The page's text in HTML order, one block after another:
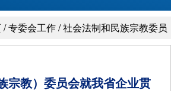
专委会工作 / 社会法制和民族宗教委员
宗教）委员会就我省企业贯